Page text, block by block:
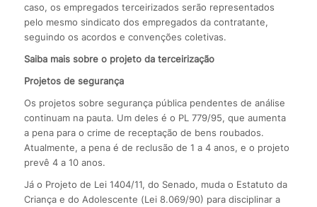
caso, os empregados terceirizados serão representados
pelo mesmo sindicato dos empregados da contratante,
seguindo os acordos e convenções coletivas.
Saiba mais sobre o projeto da terceirização
Projetos de segurança
Os projetos sobre segurança pública pendentes de análise
continuam na pauta. Um deles é o PL 779/95, que aumenta
a pena para o crime de receptação de bens roubados.
Atualmente, a pena é de reclusão de 1 a 4 anos, e o projeto
prevê 4 a 10 anos.
Já o Projeto de Lei 1404/11, do Senado, muda o Estatuto da
Criança e do Adolescente (Lei 8.069/90) para disciplinar a